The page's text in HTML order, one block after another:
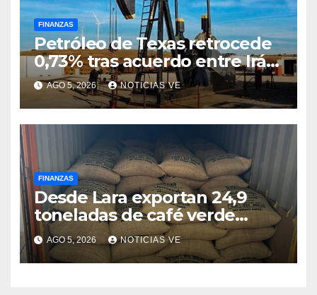
FINANZAS
Petróleo de Texas retrocede
0,73% tras acuerdo entre Irán
y Omán sobre una nueva ruta
en Ormuz
AGO 5, 2026 NOTICIAS VE
FINANZAS
Desde Lara exportan 24,9
toneladas de café verde
rumbo a Italia
AGO 5, 2026 NOTICIAS VE